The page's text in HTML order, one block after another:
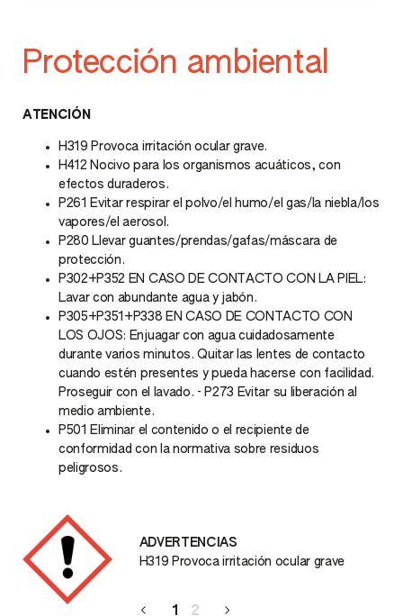
Protección ambiental
ATENCIÓN
H319 Provoca irritación ocular grave.
H412 Nocivo para los organismos acuáticos, con
efectos duraderos.
P261 Evitar respirar el polvo/el humo/el gas/la niebla/los
vapores/el aerosol.
P280 Llevar guantes/prendas/gafas/máscara de
protección.
P302+P352 EN CASO DE CONTACTO CON LA PIEL:
Lavar con abundante agua y jabón.
P305+P351+P338 EN CASO DE CONTACTO CON
LOS OJOS: Enjuagar con agua cuidadosamente
durante varios minutos. Quitar las lentes de contacto
cuando estén presentes y pueda hacerse con facilidad.
Proseguir con el lavado. - P273 Evitar su liberación al
medio ambiente.
P501 Eliminar el contenido o el recipiente de
conformidad con la normativa sobre residuos
peligrosos.
ADVERTENCIAS
H319 Provoca irritación ocular grave
1 2